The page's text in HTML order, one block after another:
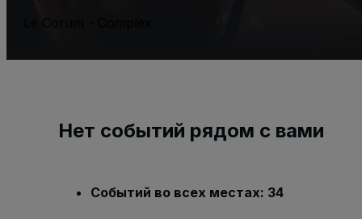
Нет событий рядом с вами
Событий во всех местах: 34